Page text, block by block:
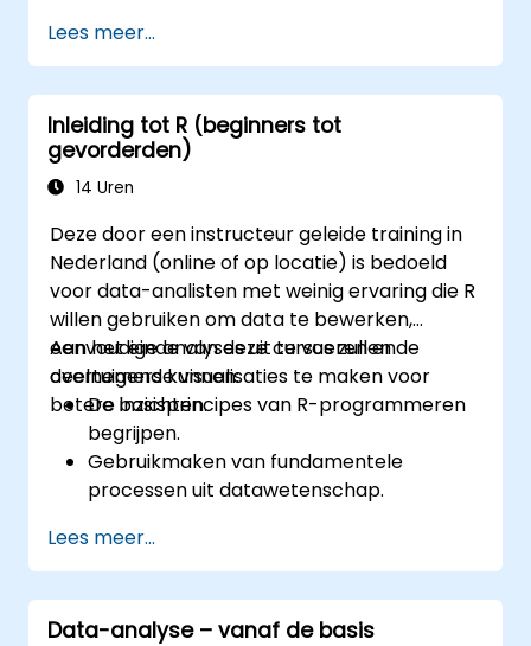
verder ontwikkeld en waren ze inspiratiebron
voor tal van soortgelijke projecten, waarvan
er veel als open source beschikbaar zijn. R is
een populaire programmeertaal binnen de
financiële sector.
Lees meer...
Inleiding tot R (beginners tot
gevorderden)
14 Uren
Deze door een instructeur geleide training in
Nederland (online of op locatie) is bedoeld
voor data-analisten met weinig ervaring die R
willen gebruiken om data te bewerken,
eenvoudige analyses uit te voeren en
overtuigende visualisaties te maken voor
betere inzichten.
Aan het einde van deze cursus zullen de
deelnemers kunnen:
De basisprincipes van R-programmeren
begrijpen.
Gebruikmaken van fundamentele
processen uit datawetenschap.
Lees meer...
Data-analyse – vanaf de basis